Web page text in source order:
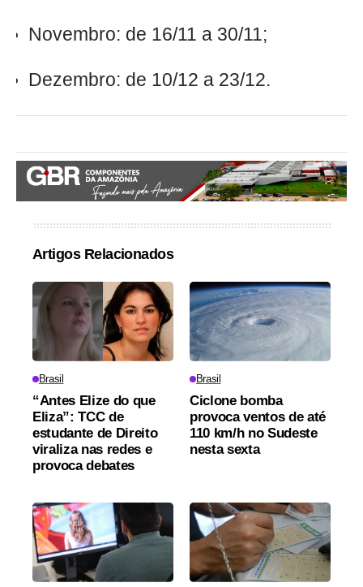
Novembro: de 16/11 a 30/11;
Dezembro: de 10/12 a 23/12.
Artigos Relacionados
Brasil
“Antes Elize do que
Eliza”: TCC de
estudante de Direito
viraliza nas redes e
provoca debates
Brasil
Ciclone bomba
provoca ventos de até
110 km/h no Sudeste
nesta sexta